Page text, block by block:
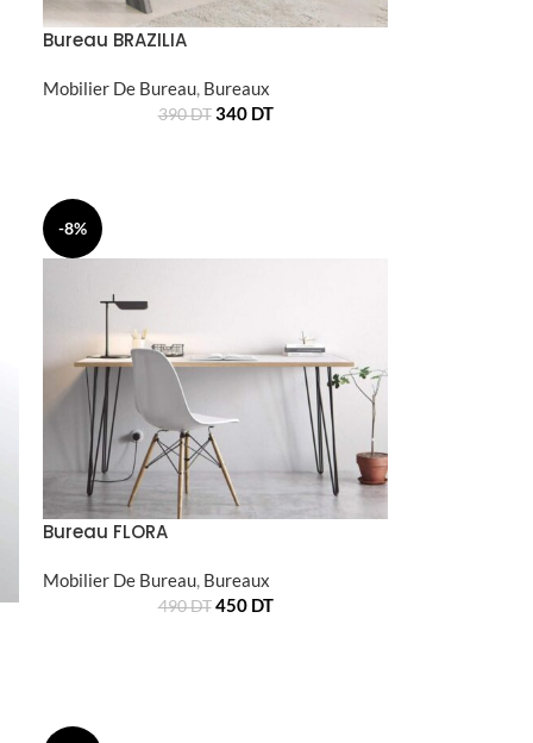
Bureau BRAZILIA
Mobilier De Bureau, Bureaux
390DT 340 DT
-8%
Bureau FLORA
Mobilier De Bureau, Bureaux
490DT 450 DT